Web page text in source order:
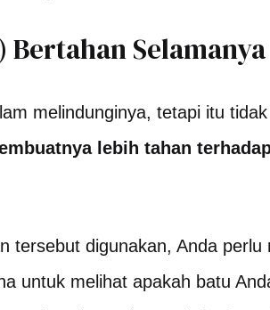
Bertahan Selamanya
melindunginya, tetapi itu
lebih tahan
tersebut digunakan, Anda
untuk melihat apakah batu